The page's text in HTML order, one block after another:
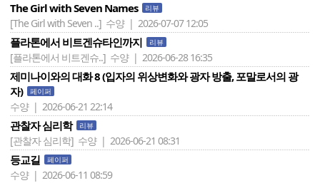
The Girl with Seven Names 리뷰
[The Girl with Seven ..] 수양 | 2026-07-07 12:05
플라톤에서 비트겐슈타인까지 리뷰
[플라톤에서 비트겐슈..] 수양 | 2026-06-28 16:35
제미나이와의 대화 8 (입자의 위상변화와 광자 방출, 포말로서의 광
자)
페이퍼
수양 | 2026-06-21 22:14
관찰자 심리학 리뷰
[관찰자 심리학] 수양 | 2026-06-21 08:31
등교길 페이퍼
수양 | 2026-06-11 08:59